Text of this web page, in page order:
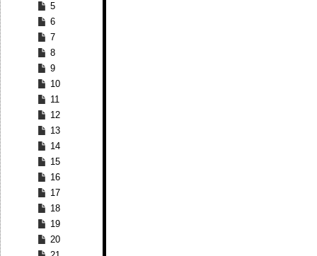
5
6
7
8
9
10
11
12
13
14
15
16
17
18
19
20